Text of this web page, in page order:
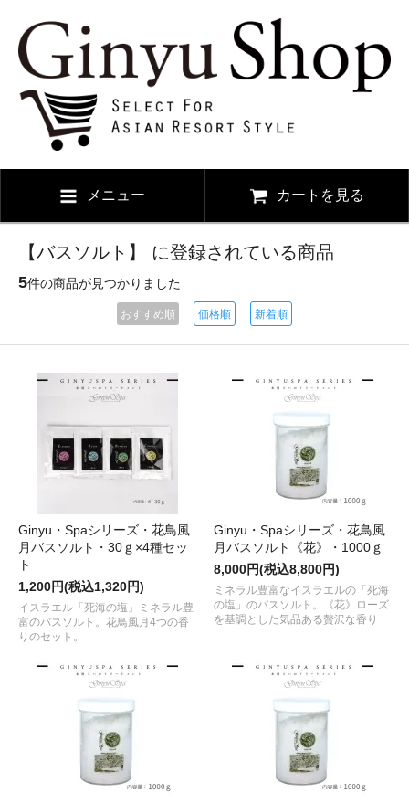
メニュー カートを見る
【バスソルト】 に登録されている商品
5件の商品が見つかりました
おすすめ順 価格順 新着順
Ginyu・Spaシリーズ・花鳥風
月バスソルト・30ｇ×4種セッ
ト
1,200円(税込1,320円)
イスラエル「死海の塩」ミネラル豊
富のバスソルト。花鳥風月4つの香
りのセット。
Ginyu・Spaシリーズ・花鳥風
月バスソルト《花》・1000ｇ
8,000円(税込8,800円)
ミネラル豊富なイスラエルの「死海
の塩」のバスソルト。《花》ローズ
を基調とした気品ある贅沢な香り